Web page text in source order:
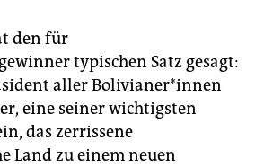
den für
typischen Satz gesagt:
aller Bolivianer*innen
eine seiner wichtigsten
das zerrissene
Land zu einem neuen